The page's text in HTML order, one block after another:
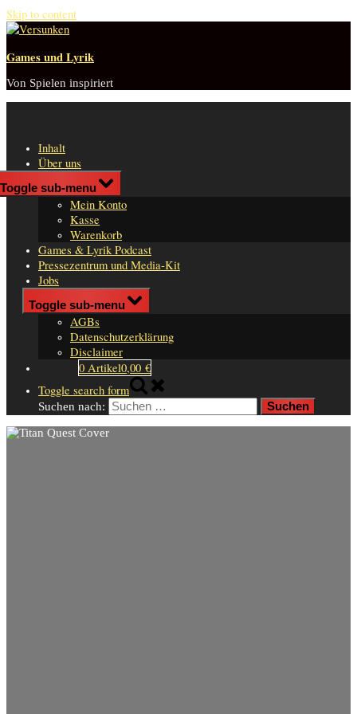
Skip to content
Games und Lyrik
Von Spielen inspiriert
Inhalt
Über uns
Shop
Toggle sub-menu
Mein Konto
Kasse
Warenkorb
Games & Lyrik Podcast
Pressezentrum und Media-Kit
Jobs
Impressum
Toggle sub-menu
AGBs
Datenschutzerklärung
Disclaimer
0 Artikel0,00 €
Toggle search form
Suchen nach: